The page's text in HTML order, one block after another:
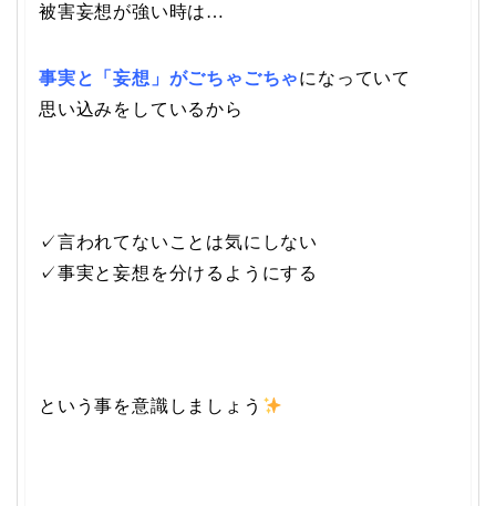
被害妄想が強い時は…
事実と「妄想」がごちゃごちゃになっていて
思い込みをしているから
✓言われてないことは気にしない
✓事実と妄想を分けるようにする
という事を意識しましょう